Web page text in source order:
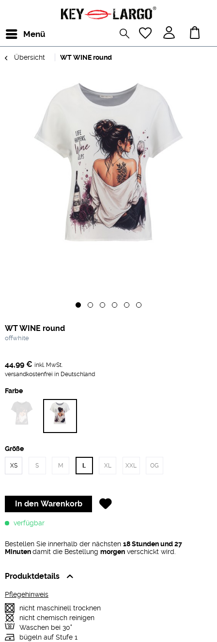
Menü
Übersicht WT WINE round
WT WINE round
offwhite
44,99 € inkl. MwSt.
versandkostenfrei in Deutschland
Farbe
Größe
XS S M L XL XXL OG
In den Warenkorb
verfügbar
Bestellen Sie innerhalb der nächsten 18 Stunden und 27
Minutendamit die Bestellung morgen verschickt wird.
Produktdetails
Pflegehinweis
nicht maschinell trocknen
nicht chemisch reinigen
Waschen bei 30°
bügeln auf Stufe 1